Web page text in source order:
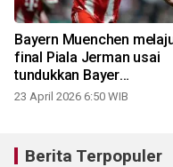
Bayern Muenchen
final Piala Jerman usai
tundukkan Bayer
Leverkusen
23 April 2026 6:50 WIB
Berita Terpopuler